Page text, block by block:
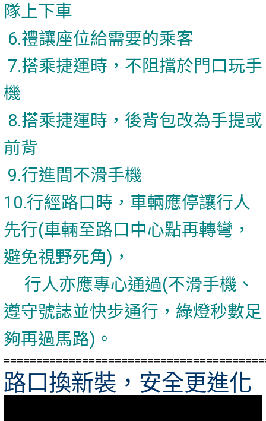
隊上下車
6.禮讓座位給需要的乘客
7.搭乘捷運時，不阻擋於門口玩手
機
8.搭乘捷運時，後背包改為手提或
前背
9.行進間不滑手機
10.行經路口時，車輛應停讓行人
先行(車輛至路口中心點再轉彎，
避免視野死角)，
行人亦應專心通過(不滑手機、
遵守號誌並快步通行，綠燈秒數足
夠再過馬路)。
路口換新裝，安全更進化